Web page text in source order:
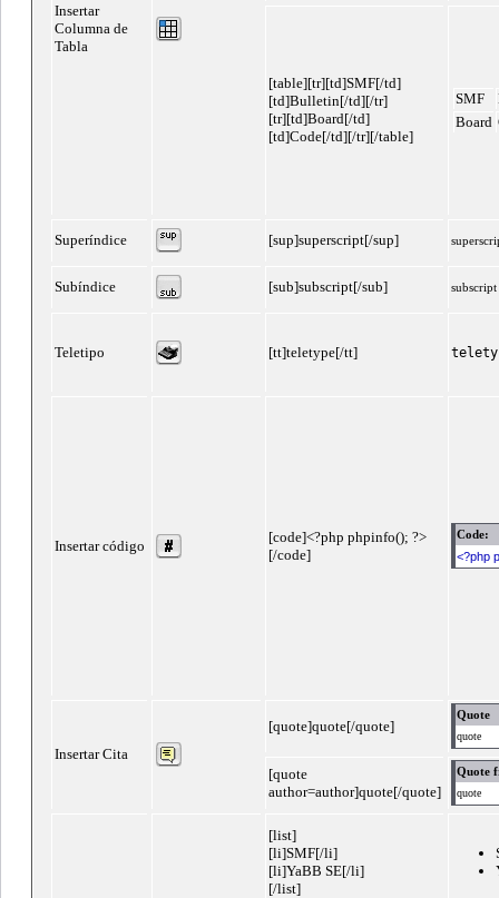
Insertar
Columna de
Tabla
[table][tr][td]SMF[/td]
[td]Bulletin[/td][/tr]
[tr][td]Board[/td]
[td]Code[/td][/tr][/table]
SMF
Board
Superíndice [sup]superscript[/sup]
Subíndice [sub]subscript[/sub] subscript
Teletipo [tt]teletype[/tt]
Insertar código
[code]<?php phpinfo(); ?>
[/code]
Code:
<?php
Insertar Cita
[quote]quote[/quote]
Quote
quote
[quote
author=author]quote[/quote]
Quote
quote
[list]
[li]SMF[/li]
[li]YaBB SE[/li]
[/list]